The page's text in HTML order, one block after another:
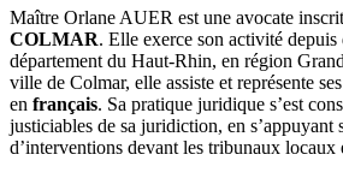
Maître Orlane AUER est une avocate
COLMAR. Elle exerce son activité depuis
département du Haut-Rhin, en région
ville de Colmar, elle assiste et représente
en français. Sa pratique juridique s’est
justiciables de sa juridiction, en s’appuyant
d’interventions devant les tribunaux locaux